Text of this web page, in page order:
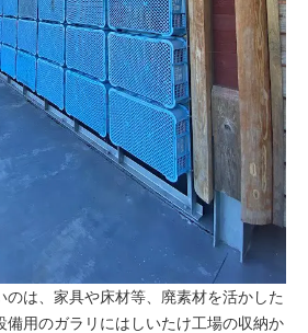
のは、家具や床材等、廃素材を活かした
備用のガラリにはしいたけ工場の収納か